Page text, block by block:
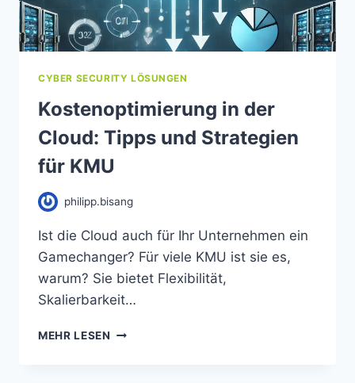
CYBER SECURITY LÖSUNGEN
Kostenoptimierung in der
Cloud: Tipps und Strategien
für KMU
philipp.bisang
Ist die Cloud auch für Ihr Unternehmen ein
Gamechanger? Für viele KMU ist sie es,
warum? Sie bietet Flexibilität,
Skalierbarkeit…
MEHR LESEN